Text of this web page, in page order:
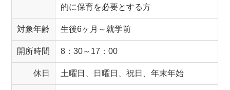
的に保育を必要とする方
対象年齢 生後6ヶ月～就学前
開所時間 8：30～17：00
休日 土曜日、日曜日、祝日、年末年始